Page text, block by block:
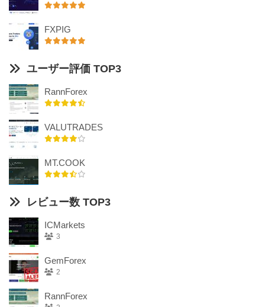
FXPIG
ユーザー評価 TOP3
RannForex
VALUTRADES
MT.COOK
レビュー数 TOP3
ICMarkets
3
GemForex
2
RannForex